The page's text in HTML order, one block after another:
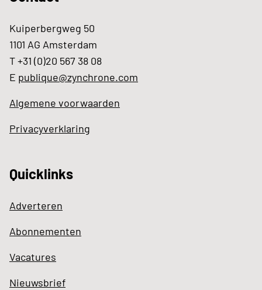
Kuiperbergweg 50
1101 AG Amsterdam
T +31 (0)20 567 38 08
E publique@zynchrone.com
Algemene voorwaarden
Privacyverklaring
Quicklinks
Adverteren
Abonnementen
Vacatures
Nieuwsbrief